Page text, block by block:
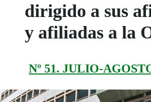
dirigido a sus
y afiliadas a la
Nº 51. JULIO-